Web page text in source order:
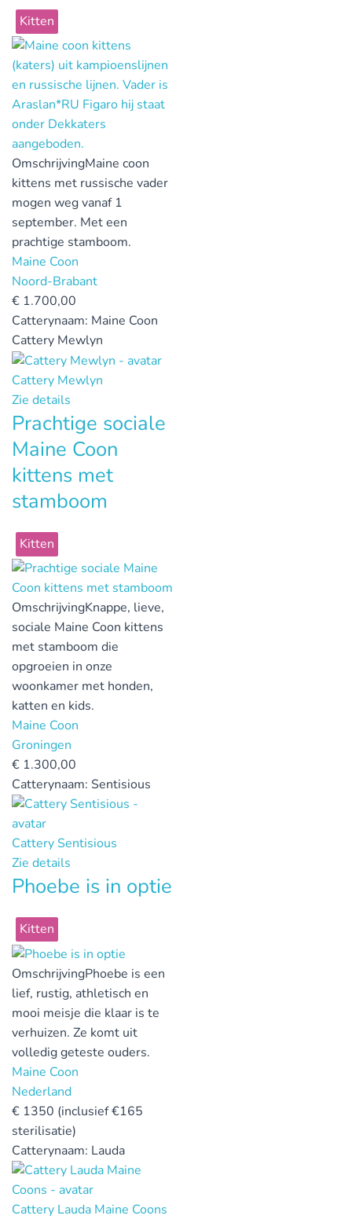
Kitten
OmschrijvingMaine coon
kittens met russische vader
mogen weg vanaf 1
september. Met een
prachtige stamboom.
Maine Coon
Noord-Brabant
€ 1.700,00
Catterynaam: Maine Coon
Cattery Mewlyn
Cattery Mewlyn
Zie details
Prachtige sociale
Maine Coon
kittens met
stamboom
Kitten
OmschrijvingKnappe, lieve,
sociale Maine Coon kittens
met stamboom die
opgroeien in onze
woonkamer met honden,
katten en kids.
Maine Coon
Groningen
€ 1.300,00
Catterynaam: Sentisious
Cattery Sentisious
Zie details
Phoebe is in optie
Kitten
OmschrijvingPhoebe is een
lief, rustig, athletisch en
mooi meisje die klaar is te
verhuizen. Ze komt uit
volledig geteste ouders.
Maine Coon
Nederland
€ 1350 (inclusief €165
sterilisatie)
Catterynaam: Lauda
Cattery Lauda Maine Coons